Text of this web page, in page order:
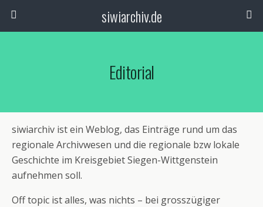
siwiarchiv.de
Editorial
siwiarchiv ist ein Weblog, das Einträge rund um das
regionale Archivwesen und die regionale bzw lokale
Geschichte im Kreisgebiet Siegen-Wittgenstein
aufnehmen soll.
Off topic ist alles, was nichts – bei grosszügiger